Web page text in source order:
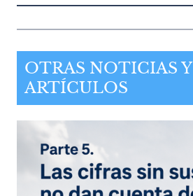
OTRAS NOTICIAS Y
ARTÍCULOS